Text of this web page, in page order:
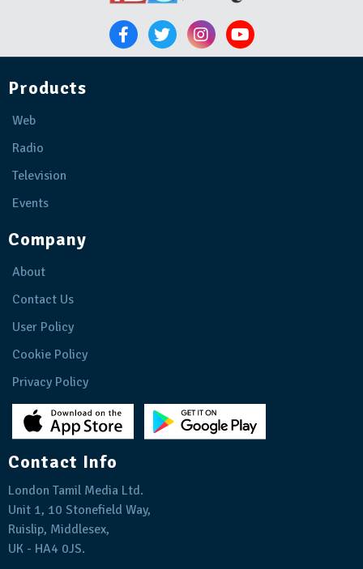
Products
Web
Radio
Television
Events
Company
About
Contact Us
User Policy
Cookie Policy
Privacy Policy
Contact Info
London Tamil Media Ltd.
Unit 1, 10 Stonefield Way,
Ruislip, Middlesex,
UK - HA4 0JS.